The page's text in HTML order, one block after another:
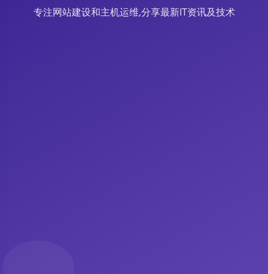
专注网站建设和主机运维,分享最新IT资讯及技术